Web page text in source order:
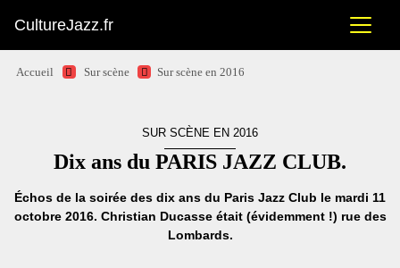
CultureJazz.fr
Accueil Sur scène Sur scène en 2016
SUR SCÈNE EN 2016
Dix ans du PARIS JAZZ CLUB.
Échos de la soirée des dix ans du Paris Jazz Club le mardi 11
octobre 2016. Christian Ducasse était (évidemment !) rue des
Lombards.